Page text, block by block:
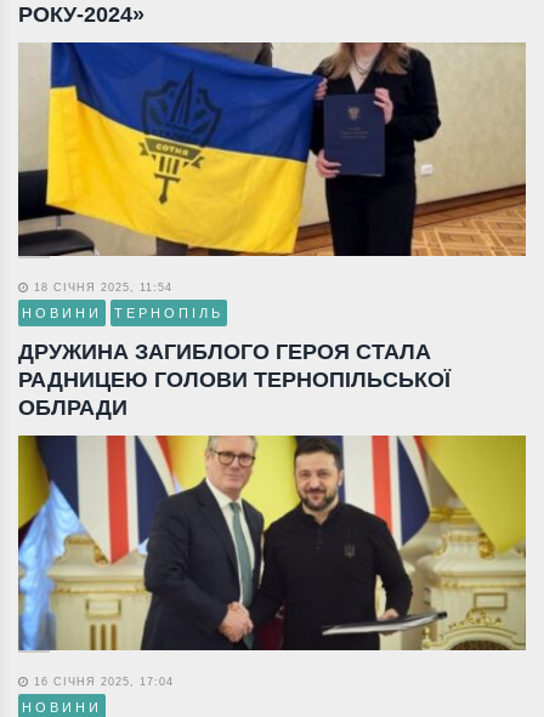
РОКУ-2024»
18 СІЧНЯ 2025, 11:54
НОВИНИ ТЕРНОПІЛЬ
ДРУЖИНА ЗАГИБЛОГО ГЕРОЯ СТАЛА
РАДНИЦЕЮ ГОЛОВИ ТЕРНОПІЛЬСЬКОЇ
ОБЛРАДИ
16 СІЧНЯ 2025, 17:04
НОВИНИ